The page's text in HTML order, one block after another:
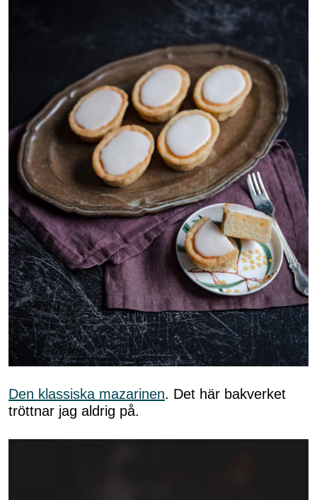
Den klassiska mazarinen. Det här bakverket
tröttnar jag aldrig på.